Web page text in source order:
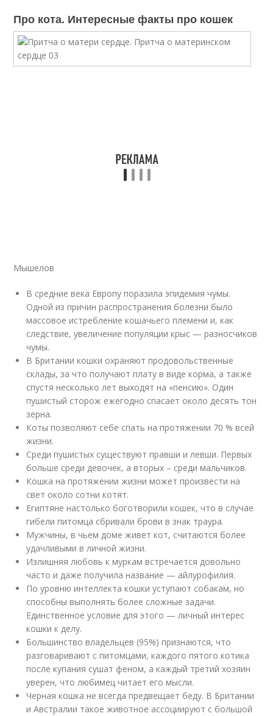
Про кота. Интересные факты про кошек
Мышелов
В средние века Европу поразила эпидемия чумы.
Одной из причин распространения болезни было
массовое истребление кошачьего племени и, как
следствие, увеличение популяции крыс — разносчиков
чумы.
В Британии кошки охраняют продовольственные
склады, за что получают плату в виде корма, а также
спустя несколько лет выходят на «пенсию». Один
пушистый сторож ежегодно спасает около десять тон
зерна.
Коты позволяют себе спать на протяжении 70 % всей
жизни.
Среди пушистых существуют правши и левши. Первых
больше среди девочек, а вторых – среди мальчиков.
Кошка на протяжении жизни может произвести на
свет около сотни котят.
Египтяне настолько боготворили кошек, что в случае
гибели питомца сбривали брови в знак траура.
Мужчины, в чьем доме живет кот, считаются более
удачливыми в личной жизни.
Излишняя любовь к муркам встречается довольно
часто и даже получила название — айлурофилия.
По уровню интеллекта кошки уступают собакам, но
способны выполнять более сложные задачи.
Единственное условие для этого — личный интерес
кошки к делу.
Большинство владельцев (95%) признаются, что
разговаривают с питомцами, каждого пятого котика
после купания сушат феном, а каждый третий хозяин
уверен, что любимец читает его мысли.
Черная кошка не всегда предвещает беду. В Британии
и Австралии такое животное ассоциируют с большой